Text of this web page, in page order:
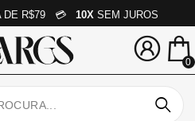
DE R$79 💳 10X SEM JUROS
0